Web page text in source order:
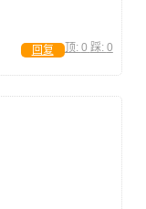
顶: 0 踩: 0
回复